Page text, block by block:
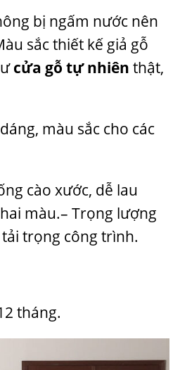
bị ngấm nước nên
sắc thiết kế giả gỗ
cửa gỗ tự nhiên thật,
màu sắc cho các
cào xước, dễ lau
màu.– Trọng lượng
trọng công trình.
tháng.